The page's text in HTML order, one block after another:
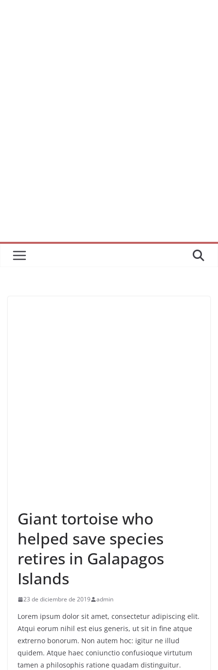
Giant tortoise who
helped save species
retires in Galapagos
Islands
23 de diciembre de 2019 admin
Lorem ipsum dolor sit amet, consectetur adipiscing elit.
Atqui eorum nihil est eius generis, ut sit in fine atque
extrerno bonorum. Non autem hoc: igitur ne illud
quidem. Atque haec coniunctio confusioque virtutum
tamen a philosophis ratione quadam distinguitur.